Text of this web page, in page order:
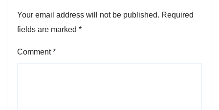
Your email address will not be published. Required
fields are marked *
Comment*